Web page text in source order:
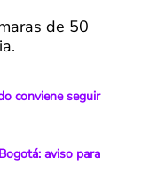
de 50
conviene seguir
aviso para